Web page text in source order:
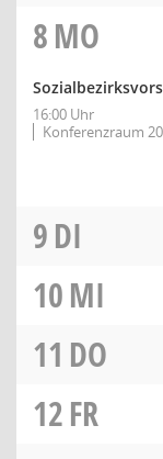
8MO
16:00 Uhr
Konferenzraum
9DI
10MI
11 DO
12FR